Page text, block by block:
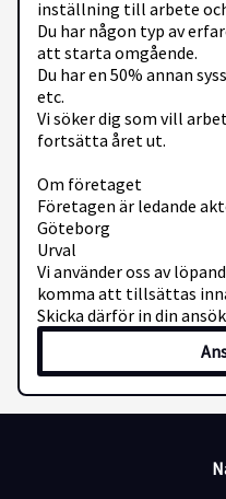
inställning till arbete
Du har någon typ av
att starta omgående.
Du har en 50% annan
etc.
Vi söker dig som vill
fortsätta året ut.
Om företaget
Företagen är ledande
Göteborg
Urval
Vi använder oss av
komma att tillsättas
Skicka därför in din